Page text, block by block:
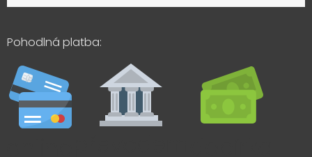
Pohodlná platba: